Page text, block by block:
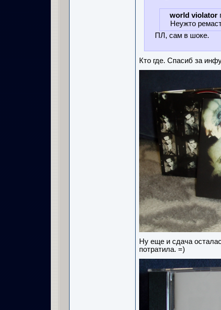
world violator
Неужто
ПЛ, сам в шоке.
Кто где. Спасиб за
Ну еще и сдача
потратила. =)